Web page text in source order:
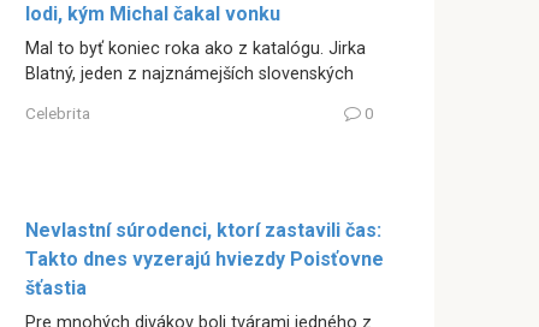
lodi, kým Michal čakal vonku
Mal to byť koniec roka ako z katalógu. Jirka
Blatný, jeden z najznámejších slovenských
Celebrita 0
Nevlastní súrodenci, ktorí zastavili čas:
Takto dnes vyzerajú hviezdy Poisťovne
šťastia